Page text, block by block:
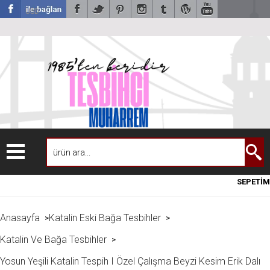
USD
SEPETİM
Anasayfa >Katalin Eski Bağa Tesbihler >
Katalin Ve Bağa Tesbihler >
Yosun Yeşili Katalin Tespih I Özel Çalışma Beyzi Kesim Erik Dalı